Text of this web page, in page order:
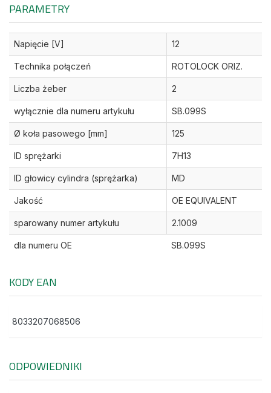
PARAMETRY
Napięcie [V] 12
Technika połączeń ROTOLOCK ORIZ.
Liczba żeber 2
wyłącznie dla numeru artykułu SB.099S
Ø koła pasowego [mm] 125
ID sprężarki 7H13
ID głowicy cylindra (sprężarka) MD
Jakość OE EQUIVALENT
sparowany numer artykułu 2.1009
dla numeru OE SB.099S
KODY EAN
8033207068506
ODPOWIEDNIKI